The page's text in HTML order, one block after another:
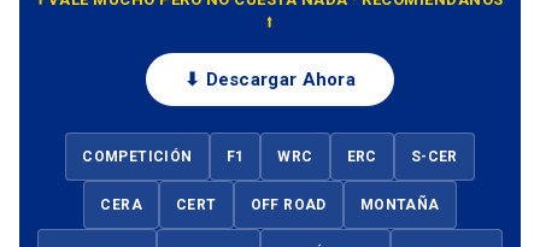
⭡
⬇ Descargar Ahora
COMPETICIÓN F1 WRC ERC S-CER
CERA CERT OFF ROAD MONTAÑA